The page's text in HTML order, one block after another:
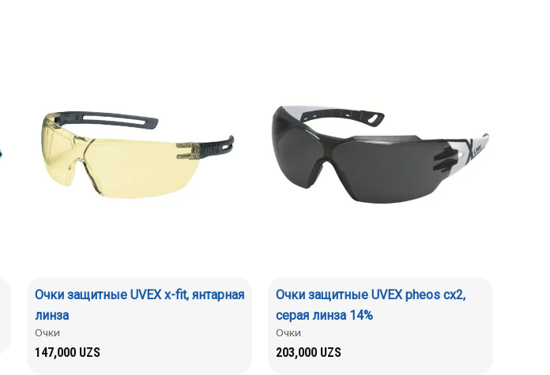
Очки защитные UVEX x-fit, янтарная
линза
Очки
147,000 UZS
Очки защитные UVEX pheos cx2,
серая линза 14%
Очки
203,000 UZS